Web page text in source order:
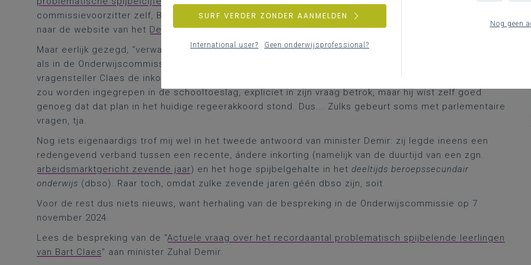
commissievoorzitter zelf, Bart Claes. Voor nog wat algemene informatie over het thema verwijs ik graag
naar de website van het Departement Onderwijs.
Maar eerlijk gezegd, “verwant” thema was nog licht uitgedrukt: de facto ging het over
als in de Onderwijscommissie op 7 november. Dus eigenlijk een overbodige vraag. Te meer omdat
vragensteller Claes de inkorting van de periode waarna bij te veel ongewettigde afwezigheid op school
zou worden ingegrepen in de schooltoeslag, expliciet in zijn vraag betrok, maar hij wist zelf goed
genoeg dat dat plan in het huidige regeerakkoord stond. Dus... Zulks gebeurt soms met parlementaire
vragen, tja.
Nog iets eigenaardigs trof mij wel in het tweede antwoord van minister Demir: zij legde ineens een
redengevend verband tussen een recente, ándere inkorting (namelijk van de duurtijd van een zgn.
arbeidsmarktgericht zevende jaar) en het hoge spijbelgehalte in het deeltijds beroepssecundair
onderwijs (dbso). Raar toch, omdat zulke zevende jaren géén dbso zijn, soit.
Voor de rest dus niets nieuws, want herhaling van de bespreking in de Onderwijscommissie op 7
november 2024.
Lees de bespreking van de “Actuele vraag over het recordaantal problematisch spijbelende leerlingen
van Bart Claes” aan minister Zuhal Demir.
Nog geen
SURF VERDER ZONDER AANMELDEN
International user? Geen onderwijsprofessional?